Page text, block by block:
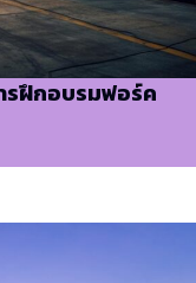
ารฝึกอบรมฟอร์ค